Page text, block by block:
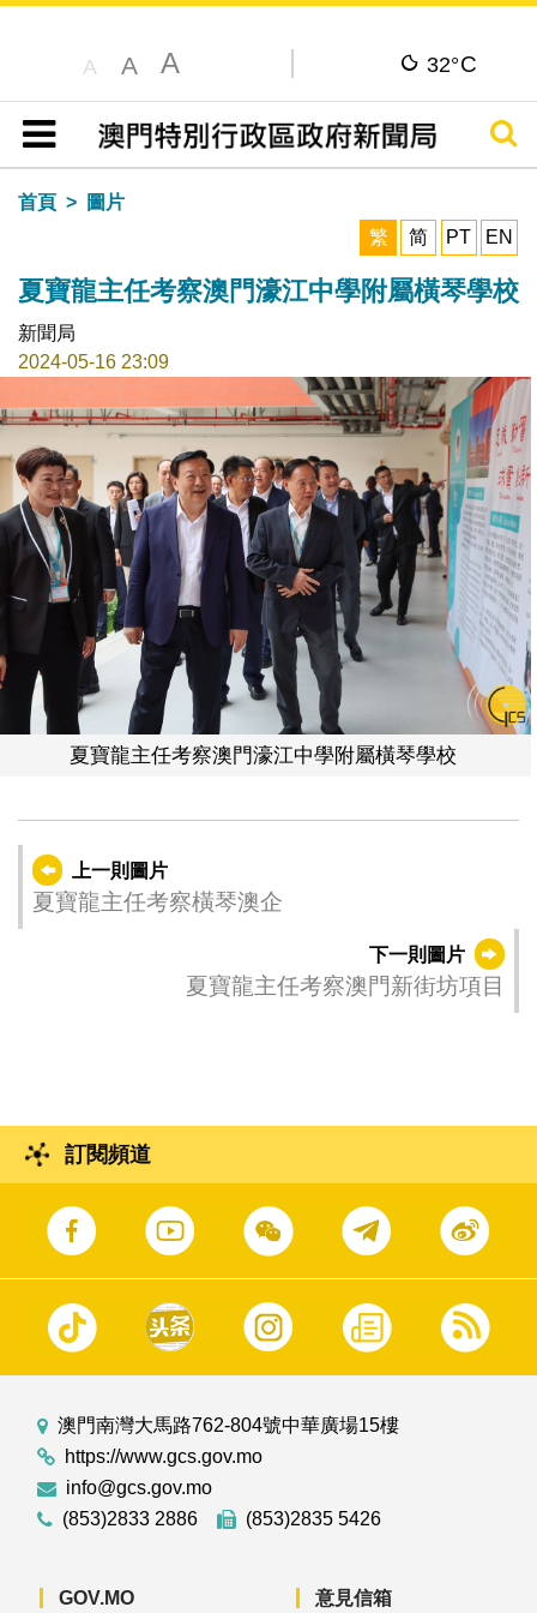
A A A 32°C
目錄
搜尋
首頁
圖片
繁
简 PT EN
夏寶龍主任考察澳門濠江中學附屬橫琴學校
新聞局
2024-05-16 23:09
夏寶龍主任考察澳門濠江中學附屬橫琴學校
上一則圖片
夏寶龍主任考察橫琴澳企
下一則圖片
夏寶龍主任考察澳門新街坊項目
訂閱頻道
澳門南灣大馬路762-804號中華廣場15樓
https://www.gcs.gov.mo
info@gcs.gov.mo
(853)2833 2886
(853)2835 5426
GOV.MO 意見信箱